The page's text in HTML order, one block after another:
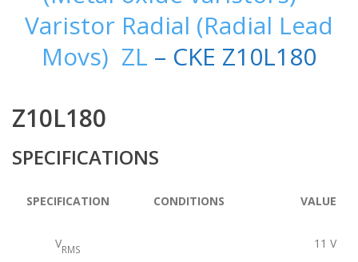
Varistor Radial (Radial Lead
Movs) ZL – CKE Z10L180
Z10L180
SPECIFICATIONS
SPECIFICATION CONDITIONS VALUE
VRMS 11 V